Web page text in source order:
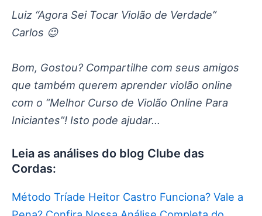
Luiz “Agora Sei Tocar Violão de Verdade”
Carlos 😉
Bom, Gostou? Compartilhe com seus amigos
que também querem aprender violão online
com o “Melhor Curso de Violão Online Para
Iniciantes”! Isto pode ajudar…
Leia as análises do blog Clube das
Cordas:
Método Tríade Heitor Castro Funciona? Vale a